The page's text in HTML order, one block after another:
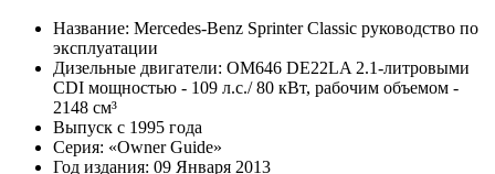
Название: Mercedes-Benz Sprinter Classic руководство по
эксплуатации
Дизельные двигатели: OM646 DE22LA 2.1-литровыми
CDI мощностью - 109 л.с./ 80 кВт, рабочим объемом -
2148 см³
Выпуск с 1995 года
Серия: «Owner Guide»
Год издания: 09 Января 2013